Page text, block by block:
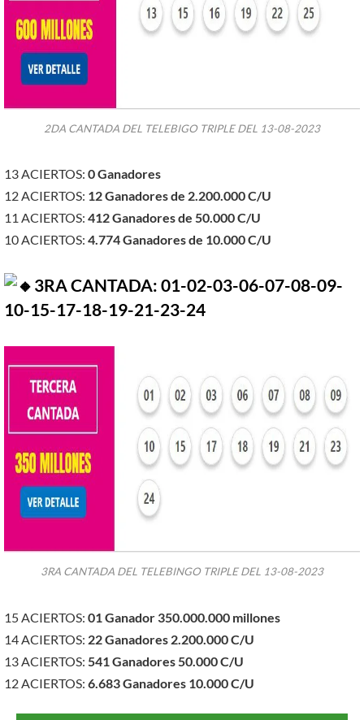
2DA CANTADA DEL TELEBIGO TRIPLE DEL 13-08-2023
13 ACIERTOS: 0 Ganadores
12 ACIERTOS: 12 Ganadores de 2.200.000C/U
11 ACIERTOS: 412 Ganadores de 50.000 C/U
10 ACIERTOS: 4.774Ganadores de 10.000 C/U
3RA CANTADA: 01-02-03-06-07-08-09-
10-15-17-18-19-21-23-24
3RA CANTADA DEL TELEBINGO TRIPLE DEL 13-08-2023
15 ACIERTOS: 01 Ganador 350.000.000 millones
14 ACIERTOS: 22Ganadores 2.200.000 C/U
13 ACIERTOS: 541 Ganadores 50.000 C/U
12 ACIERTOS: 6.683Ganadores 10.000 C/U